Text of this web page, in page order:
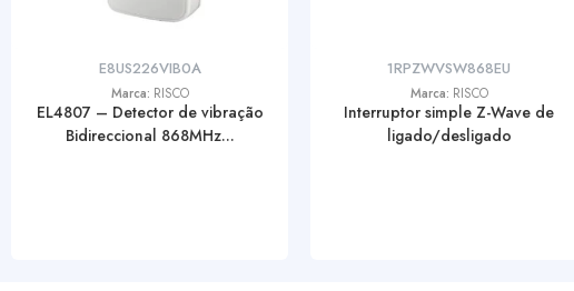
E8US226VIB0A
Marca: RISCO
EL4807 – Detector de vibração
Bidireccional 868MHz...
1RPZWVSW868EU
Marca: RISCO
Interruptor simple Z-Wave de
ligado/desligado